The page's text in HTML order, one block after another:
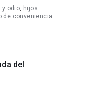
y odio, hijos
de conveniencia
del